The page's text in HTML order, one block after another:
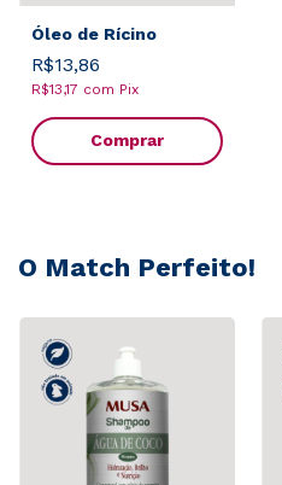
Óleo de Rícino
R$13,86
R$13,17 com Pix
Comprar
O Match Perfeito!